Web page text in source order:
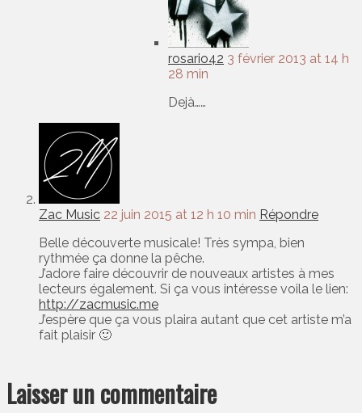
rosario42 3 février 2013 at 14 h
28 min
Dejà……
Zac Music 22 juin 2015 at 12 h 10 min Répondre
Belle découverte musicale! Très sympa, bien
rythmée ça donne la pêche.
J’adore faire découvrir de nouveaux artistes à mes
lecteurs également. Si ça vous intéresse voila le lien:
http://zacmusic.me
J’espère que ça vous plaira autant que cet artiste m’a
fait plaisir 🙂
Laisser un commentaire